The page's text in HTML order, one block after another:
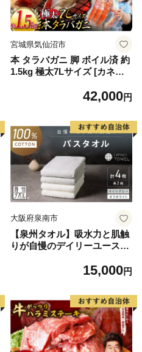
宮城県気仙沼市
本 タラバガニ 脚 ボイル済 約
1.5kg 極太7Lサイズ [カネダ
6] カニ かに 蟹 たらばがに た
42,000円
大阪府泉南市
【泉州タオル】吸水力と肌触
りが自慢のデイリーユースバ
トグレー 4枚【配送不可地
15,000円